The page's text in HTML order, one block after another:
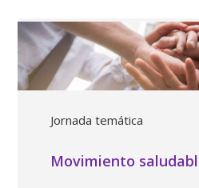
Jornada temática
Movimiento